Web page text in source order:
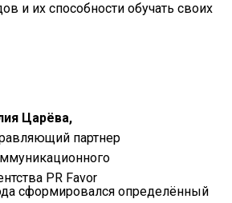
и их способности обучать своих
Царёва,
партнер
PR Favor
сформировался определённый